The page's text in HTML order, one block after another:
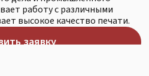
Преимущества